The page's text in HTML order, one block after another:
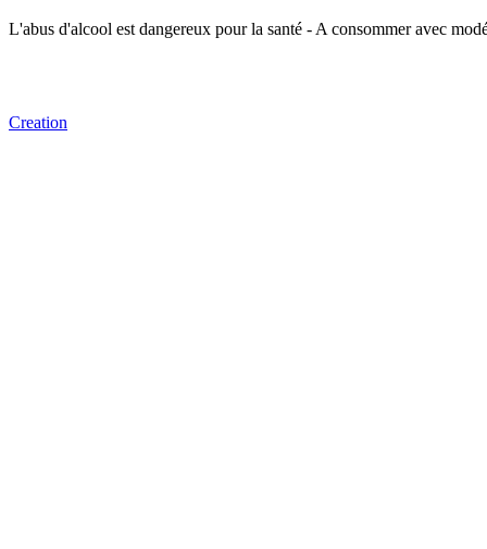
L'abus d'alcool est dangereux pour la santé - A consommer avec
Creation